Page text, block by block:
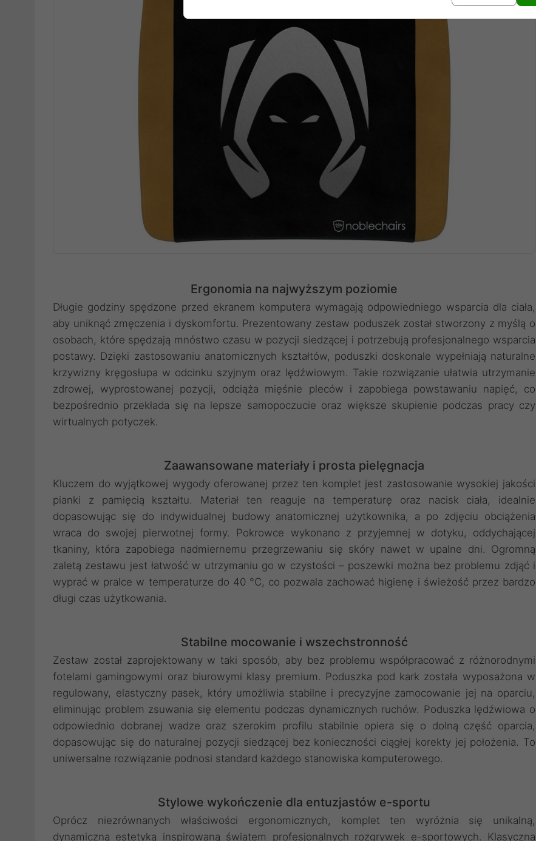
Ergonomia na najwyższym poziomie
Długie godziny spędzone przed ekranem komputera wymagają odpowiedniego wsparcia dla ciała,
aby uniknąć zmęczenia i dyskomfortu. Prezentowany zestaw poduszek został stworzony z myślą o
osobach, które spędzają mnóstwo czasu w pozycji siedzącej i potrzebują profesjonalnego wsparcia
postawy. Dzięki zastosowaniu anatomicznych kształtów, poduszki doskonale wypełniają naturalne
krzywizny kręgosłupa w odcinku szyjnym oraz lędźwiowym. Takie rozwiązanie ułatwia utrzymanie
zdrowej, wyprostowanej pozycji, odciąża mięśnie pleców i zapobiega powstawaniu napięć, co
bezpośrednio przekłada się na lepsze samopoczucie oraz większe skupienie podczas pracy czy
wirtualnych potyczek.
Zaawansowane materiały i prosta pielęgnacja
Kluczem do wyjątkowej wygody oferowanej przez ten komplet jest zastosowanie wysokiej jakości
pianki z pamięcią kształtu. Materiał ten reaguje na temperaturę oraz nacisk ciała, idealnie
dopasowując się do indywidualnej budowy anatomicznej użytkownika, a po zdjęciu obciążenia
wraca do swojej pierwotnej formy. Pokrowce wykonano z przyjemnej w dotyku, oddychającej
tkaniny, która zapobiega nadmiernemu przegrzewaniu się skóry nawet w upalne dni. Ogromną
zaletą zestawu jest łatwość w utrzymaniu go w czystości – poszewki można bez problemu zdjąć i
wyprać w pralce w temperaturze do 40 °C, co pozwala zachować higienę i świeżość przez bardzo
długi czas użytkowania.
Stabilne mocowanie i wszechstronność
Zestaw został zaprojektowany w taki sposób, aby bez problemu współpracować z różnorodnymi
fotelami gamingowymi oraz biurowymi klasy premium. Poduszka pod kark została wyposażona w
regulowany, elastyczny pasek, który umożliwia stabilne i precyzyjne zamocowanie jej na oparciu,
eliminując problem zsuwania się elementu podczas dynamicznych ruchów. Poduszka lędźwiowa o
odpowiednio dobranej wadze oraz szerokim profilu stabilnie opiera się o dolną część oparcia,
dopasowując się do naturalnej pozycji siedzącej bez konieczności ciągłej korekty jej położenia. To
uniwersalne rozwiązanie podnosi standard każdego stanowiska komputerowego.
Stylowe wykończenie dla entuzjastów e-sportu
Oprócz niezrównanych właściwości ergonomicznych, komplet ten wyróżnia się unikalną,
dynamiczną estetyką inspirowaną światem profesjonalnych rozgrywek e-sportowych. Klasyczna